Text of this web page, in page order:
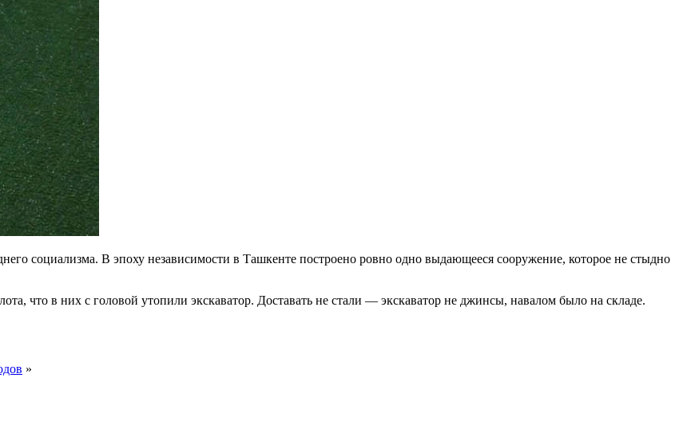
социализма. В эпоху независимости в Ташкенте построено ровно одно выдающееся сооружение, которое не стыдно
что в них с головой утопили экскаватор. Доставать не стали — экскаватор не джинсы, навалом было на складе.
»